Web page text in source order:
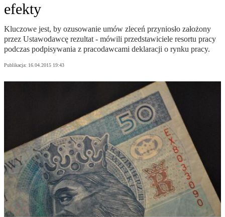
efekty
Kluczowe jest, by ozusowanie umów zleceń przyniosło założony
przez Ustawodawcę rezultat - mówili przedstawiciele resortu pracy
podczas podpisywania z pracodawcami deklaracji o rynku pracy.
Publikacja: 16.04.2015 19:43